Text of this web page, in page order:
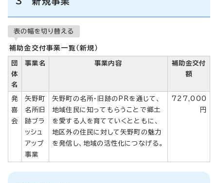
表の幅を切り替える
補助金交付事業一覧（新規）
団
体
名
事業名 事業内容
補助金交付
額
発
喜
会
矢野町
名所旧
跡ブラ
ッシュ
アップ
事業
矢野町の名所・旧跡のPRを通じて、
地域住民に知ってもらうことで郷土
を愛する人を育てていくとともに、
地区外の住民に対して矢野町の魅力
を発信し、地域の活性化につなげる。
727,000
円